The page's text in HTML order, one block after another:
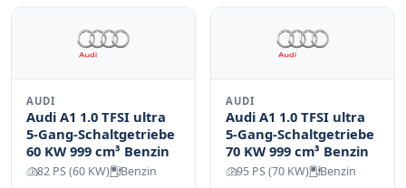
AUDI
Audi A1 1.0 TFSI ultra
5-Gang-Schaltgetriebe
60 KW 999 cm³ Benzin
82 PS (60 KW) Benzin
AUDI
Audi A1 1.0 TFSI ultra
5-Gang-Schaltgetriebe
70 KW 999 cm³ Benzin
95 PS (70 KW) Benzin